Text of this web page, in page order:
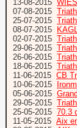
13-08-2015
07-08-2015
25-07-2015
08-07-2015
02-07-2015
29-06-2015
26-06-2015
18-06-2015
11-06-2015 CB
10-06-2015
05-06-2015
29-05-2015
25-05-2015 70.3
11-05-2015 Aix